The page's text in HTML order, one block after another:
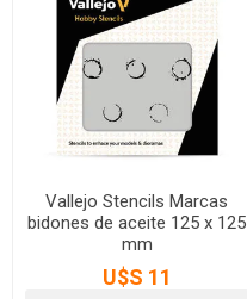
Vallejo Stencils Marcas
bidones de aceite 125 x 125
mm
U$S 11